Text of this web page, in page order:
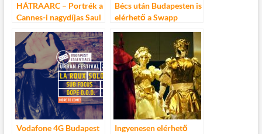
HÁTRAARC – Portrék a
Cannes-i nagydíjas Saul
Bécs után Budapesten is
elérhető a Swapp
Vodafone 4G Budapest
Ingyenesen elérhető